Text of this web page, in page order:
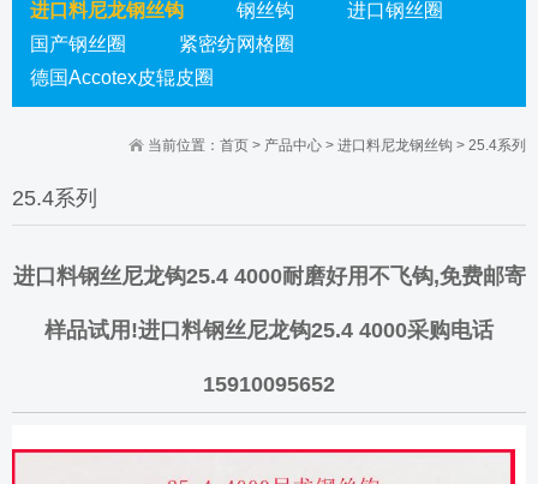
进口料尼龙钢丝钩
钢丝钩
进口钢丝圈
国产钢丝圈
紧密纺网格圈
德国Accotex皮辊皮圈
当前位置： 首页 > 产品中心 > 进口料尼龙钢丝钩 > 25.4系列
25.4系列
进口料钢丝尼龙钩25.4 4000耐磨好用不飞钩,免费邮寄
样品试用!进口料钢丝尼龙钩25.4 4000采购电话
15910095652